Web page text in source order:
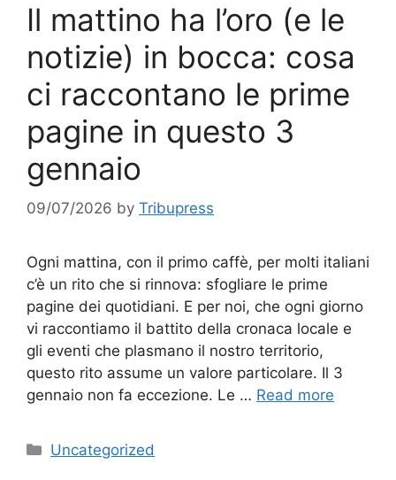
Il mattino ha l’oro (e le
notizie) in bocca: cosa
ci raccontano le prime
pagine in questo 3
gennaio
09/07/2026 by Tribupress
Ogni mattina, con il primo caffè, per molti italiani
c’è un rito che si rinnova: sfogliare le prime
pagine dei quotidiani. E per noi, che ogni giorno
vi raccontiamo il battito della cronaca locale e
gli eventi che plasmano il nostro territorio,
questo rito assume un valore particolare. Il 3
gennaio non fa eccezione. Le … Read more
Categories
Uncategorized